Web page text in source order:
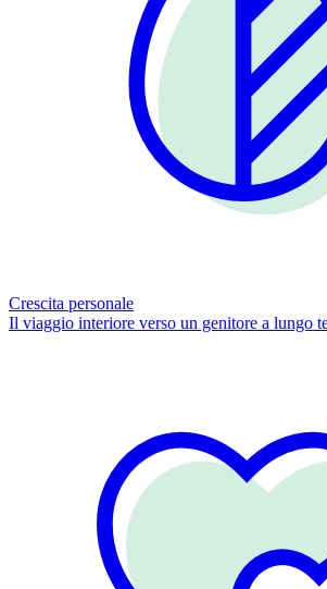
Crescita personale
Il viaggio interiore verso un genitore a lungo